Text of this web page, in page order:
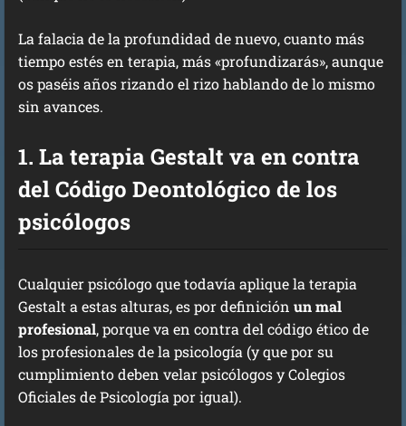
La falacia de la profundidad de nuevo, cuanto más
tiempo estés en terapia, más «profundizarás», aunque
os paséis años rizando el rizo hablando de lo mismo
sin avances.
1. La terapia Gestalt va en contra
del Código Deontológico de los
psicólogos
Cualquier psicólogo que todavía aplique la terapia
Gestalt a estas alturas, es por definición un mal
profesional, porque va en contra del código ético de
los profesionales de la psicología (y que por su
cumplimiento deben velar psicólogos y Colegios
Oficiales de Psicología por igual).